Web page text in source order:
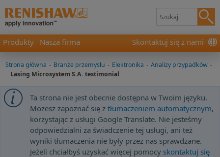
Produkty Nasza firma Skontaktuj się z nami
Strona główna - Branże przemysłu - Elektronika - Analizy przypadków -
Lasing Microsystem S.A. testimonial
Ta strona nie jest obecnie dostępna w Twoim języku.
Możesz zapoznać się z tłumaczeniem automatycznym,
korzystając z usługi Google Translate. Nie jesteśmy
odpowiedzialni za świadczenie tej usługi, ani też
wyniki tłumaczenia nie były przez nas sprawdzane.
Jeżeli chciałbyś uzyskać więcej pomocy skontaktuj się